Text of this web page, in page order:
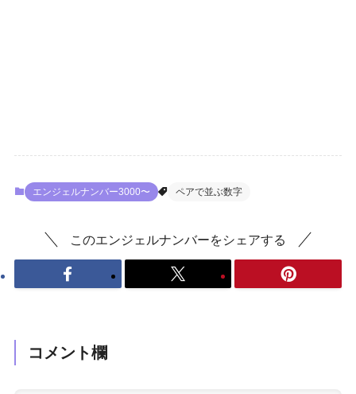
エンジェルナンバー3000〜 ペアで並ぶ数字
このエンジェルナンバーをシェアする
コメント欄